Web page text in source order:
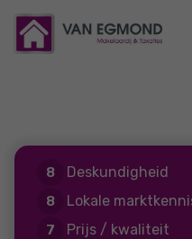
8 Deskundigheid
8 Lokale
7 Prijs / kwaliteit